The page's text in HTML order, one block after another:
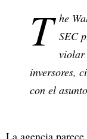
T he
SEC
violar
inversores,
con el